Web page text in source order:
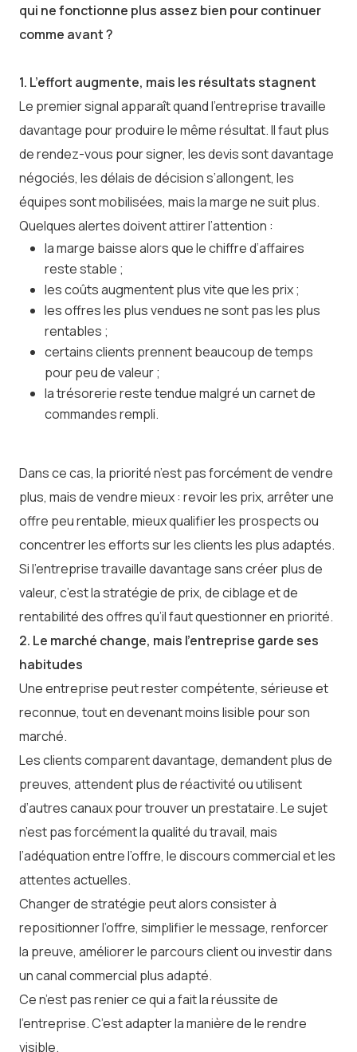
qui ne fonctionne plus assez bien pour continuer
comme avant ?
1. L’effort augmente, mais les résultats stagnent
Le premier signal apparaît quand l’entreprise travaille
davantage pour produire le même résultat. Il faut plus
de rendez-vous pour signer, les devis sont davantage
négociés, les délais de décision s’allongent, les
équipes sont mobilisées, mais la marge ne suit plus.
Quelques alertes doivent attirer l’attention :
la marge baisse alors que le chiffre d’affaires
reste stable ;
les coûts augmentent plus vite que les prix ;
les offres les plus vendues ne sont pas les plus
rentables ;
certains clients prennent beaucoup de temps
pour peu de valeur ;
la trésorerie reste tendue malgré un carnet de
commandes rempli.
Dans ce cas, la priorité n’est pas forcément de vendre
plus, mais de vendre mieux : revoir les prix, arrêter une
offre peu rentable, mieux qualifier les prospects ou
concentrer les efforts sur les clients les plus adaptés.
Si l’entreprise travaille davantage sans créer plus de
valeur, c’est la stratégie de prix, de ciblage et de
rentabilité des offres qu’il faut questionner en priorité.
2. Le marché change, mais l’entreprise garde ses
habitudes
Une entreprise peut rester compétente, sérieuse et
reconnue, tout en devenant moins lisible pour son
marché.
Les clients comparent davantage, demandent plus de
preuves, attendent plus de réactivité ou utilisent
d’autres canaux pour trouver un prestataire. Le sujet
n’est pas forcément la qualité du travail, mais
l’adéquation entre l’offre, le discours commercial et les
attentes actuelles.
Changer de stratégie peut alors consister à
repositionner l’offre, simplifier le message, renforcer
la preuve, améliorer le parcours client ou investir dans
un canal commercial plus adapté.
Ce n’est pas renier ce qui a fait la réussite de
l’entreprise. C’est adapter la manière de le rendre
visible.